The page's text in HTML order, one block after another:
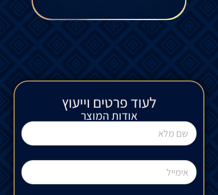
לעוד פרטים וייעוץ​
אודות המוצר